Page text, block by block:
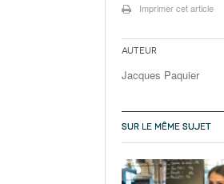
Imprimer cet article
Auteur
Jacques Paquier
SUR LE MÊME SUJET